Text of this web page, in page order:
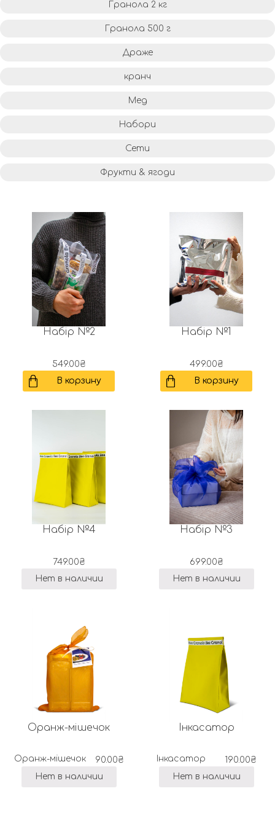
Гранола 2 кг
Гранола 500 г
Драже
кранч
Мед
Набори
Сети
Фрукти & ягоди
Набір №2
549.00₴
В корзину
Набір №1
499.00₴
В корзину
Набір №4
749.00₴
Нет в наличии
Набір №3
699.00₴
Нет в наличии
Оранж-мішечок
Оранж-мішечок 90.00₴
Нет в наличии
Інкасатор
Інкасатор 190.00₴
Нет в наличии